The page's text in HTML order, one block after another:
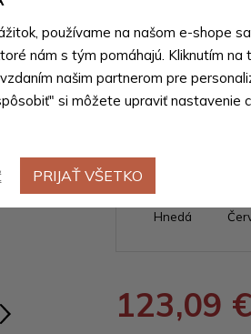
Tmavo
kabelka
Hnedá
123,09 €
používame na našom e-shope
nám s tým pomáhajú. Kliknutím na
našim partnerom pre
si môžete upraviť nastavenie
PRIJAŤ VŠETKO